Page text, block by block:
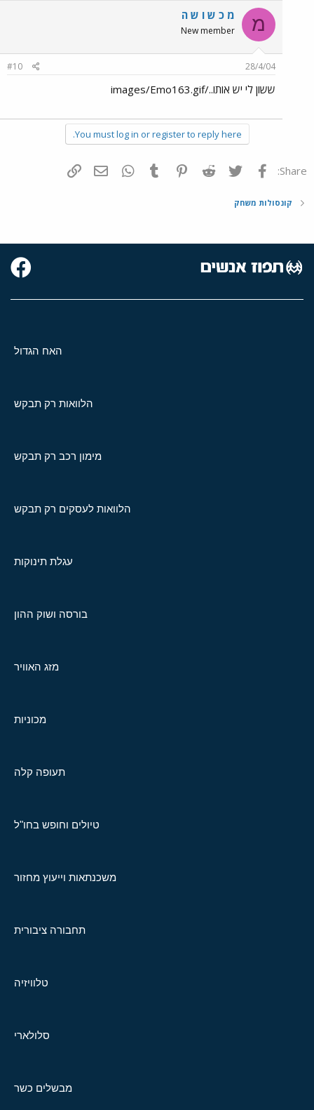
מ מ כ ש ו ש ה
New member
28/4/04
#10
ששון לי יש אותו../images/Emo163.gif
You must log in or register to reply here.
Share: פייסבוק Twitter
Reddit
Pinterest
Tumblr
WhatsAppדואר אלקטרוני
קונסולות משחק
האח הגדול
הלוואות רק תבקש
מימון רכב רק תבקש
הלוואות לעסקים רק תבקש
עגלת תינוקות
בורסה ושוק ההון
מזג האוויר
מכוניות
תעופה קלה
טיולים וחופש בחו"ל
משכנתאות וייעוץ מחזור
תחבורה ציבורית
טלוויזיה
סלולארי
מבשלים כשר